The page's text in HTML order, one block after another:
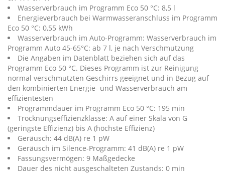
Wasserverbrauch im Programm Eco 50 °C: 8,5 l
Energieverbrauch bei Warmwasseranschluss im Programm
Eco 50 °C: 0,55 kWh
Wasserverbrauch im Auto-Programm: Wasserverbrauch im
Programm Auto 45-65°C: ab 7 l, je nach Verschmutzung
Die Angaben im Datenblatt beziehen sich auf das
Programm Eco 50 °C. Dieses Programm ist zur Reinigung
normal verschmutzten Geschirrs geeignet und in Bezug auf
den kombinierten Energie- und Wasserverbrauch am
effizientesten
Programmdauer im Programm Eco 50 °C: 195 min
Trocknungseffizienzklasse: A auf einer Skala von G
(geringste Effizienz) bis A (höchste Effizienz)
Geräusch: 44 dB(A) re 1 pW
Geräusch im Silence-Programm: 41 dB(A) re 1 pW
Fassungsvermögen: 9 Maßgedecke
Dauer des nicht ausgeschalteten Zustands: 0 min